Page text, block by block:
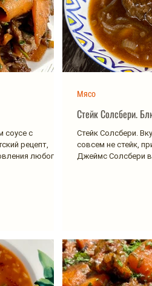
соусе с
рецепт,
любого
Стейк Солсбери.
совсем не стейк,
Джеймс Солсбери в
Мясо